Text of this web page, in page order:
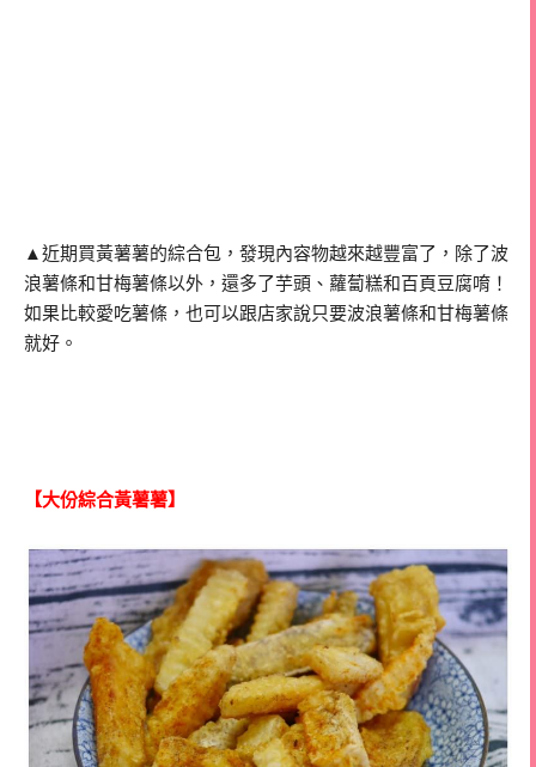
▲近期買黃薯薯的綜合包，發現內容物越來越豐富了，除了波
浪薯條和甘梅薯條以外，還多了芋頭、蘿蔔糕和百頁豆腐唷！
如果比較愛吃薯條，也可以跟店家說只要波浪薯條和甘梅薯條
就好。
【大份綜合黃薯薯】